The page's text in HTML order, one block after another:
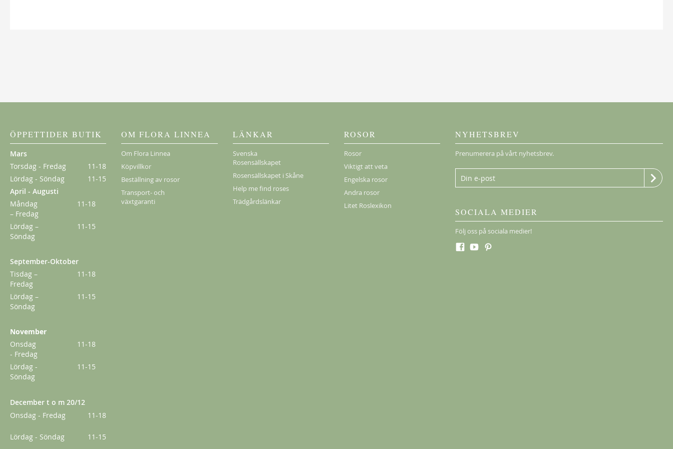
Kordes Aloha
229,00 kr
Från179,00 kr
Klematis Summer Snow/Paul Farges
239,00 kr
ÖPPETTIDER BUTIK
Mars
Torsdag - Fredag
11-18
Lördag - Söndag
11-15
April - Augusti
Måndag
– Fredag
11-18
Lördag –
Söndag
11-15
September-Oktober
Tisdag –
Fredag
11-18
Lördag –
Söndag
11-15
November
Onsdag
- Fredag
11-18
Lördag -
Söndag
11-15
December t o m 20/12
Onsdag - Fredag
11-18
Lördag - Söndag 11-15
OM FLORA LINNEA
Om Flora Linnea
Köpvillkor
Beställning av rosor
Transport- och
växtgaranti
LÄNKAR
Svenska
Rosensällskapet
Rosensällskapet i Skåne
Help me find roses
Trädgårdslänkar
ROSOR
Rosor
Viktigt att veta
Engelska rosor
Andra rosor
Litet Roslexikon
NYHETSBREV
Prenumerera på vårt nyhetsbrev.
SOCIALA MEDIER
Följ oss på sociala medier!